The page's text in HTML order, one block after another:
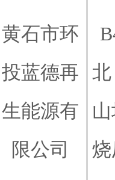
黄石市环
投蓝德再
生能源有
限公司